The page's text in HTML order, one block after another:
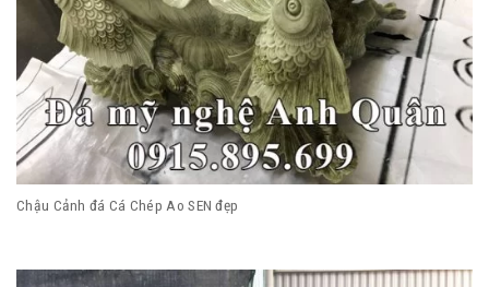
Chậu Cảnh đá Cá Chép Ao SEN đẹp